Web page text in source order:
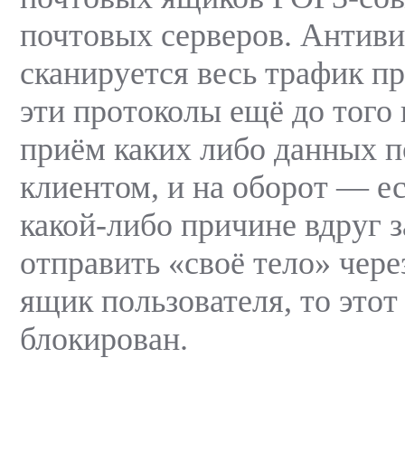
почтовых серверов.
сканируется весь трафик
эти протоколы ещё до того
приём каких либо данных
клиентом, и на оборот —
какой-либо причине вдруг
отправить «своё тело»
ящик пользователя, то
блокирован.